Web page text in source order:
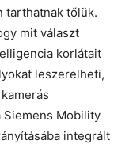
tarthatnak tőlük.
mit választ
korlátait
leszerelheti,
Mobility
integrált